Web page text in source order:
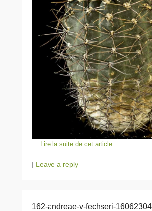
Lire la suite de cet article
| Leave a reply
162-andreae-v-fechseri-16062304